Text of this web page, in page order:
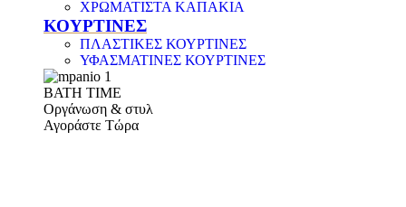
ΧΡΩΜΑΤΙΣΤΑ ΚΑΠΑΚΙΑ
ΚΟΥΡΤΙΝΕΣ
ΠΛΑΣΤΙΚΕΣ ΚΟΥΡΤΙΝΕΣ
ΥΦΑΣΜΑΤΙΝΕΣ ΚΟΥΡΤΙΝΕΣ
ΒΑΤΗ ΤΙΜΕ
Οργάνωση & στυλ
Αγοράστε Τώρα